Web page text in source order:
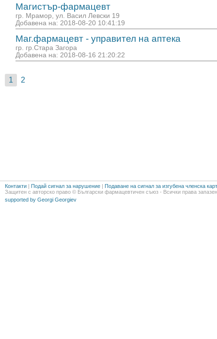
Магистър-фармацевт
гр. Мрамор, ул. Васил Левски 19
Добавена на: 2018-08-20 10:41:19
Маг.фармацевт - управител на аптека
гр. гр.Стара Загора
Добавена на: 2018-08-16 21:20:22
1 2
Контакти | Подай сигнал за нарушение | Подаване на сигнал за изгубена членска
Защитен с авторско право © Български фармацевтичен съюз - Всички права
supported by Georgi Georgiev